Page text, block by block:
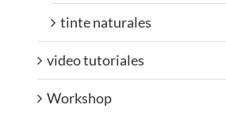
tinte naturales
video tutoriales
Workshop